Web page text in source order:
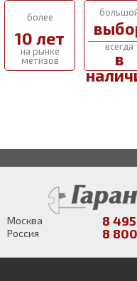
более
10 лет
на рынке
метизов
всегда
в
Москва 8
Россия 8